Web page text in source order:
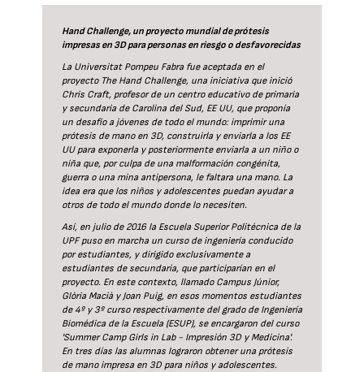
Hand Challenge, un proyecto mundial de prótesis
impresas en 3D para personas en riesgo o desfavorecidas
La Universitat Pompeu Fabra fue aceptada en el
proyecto The Hand Challenge, una iniciativa que inició
Chris Craft, profesor de un centro educativo de primaria
y secundaria de Carolina del Sud, EE UU, que proponía
un desafío a jóvenes de todo el mundo: imprimir una
prótesis de mano en 3D, construirla y enviarla a los EE
UU para exponerla y posteriormente enviarla a un niño o
niña que, por culpa de una malformación congénita,
guerra o una mina antipersona, le faltara una mano. La
idea era que los niños y adolescentes puedan ayudar a
otros de todo el mundo donde lo necesiten.
Así, en julio de 2016 la Escuela Superior Politécnica de la
UPF puso en marcha un curso de ingeniería conducido
por estudiantes, y dirigido exclusivamente a
estudiantes de secundaria, que participarían en el
proyecto. En este contexto, llamado Campus Júnior,
Glòria Macià y Joan Puig, en esos momentos estudiantes
de 4º y 3º curso respectivamente del grado de Ingeniería
Biomédica de la Escuela (ESUP), se encargaron del curso
'Summer Camp Girls in Lab - Impresión 3D y Medicina'.
En tres días las alumnas lograron obtener una prótesis
de mano impresa en 3D para niños y adolescentes.